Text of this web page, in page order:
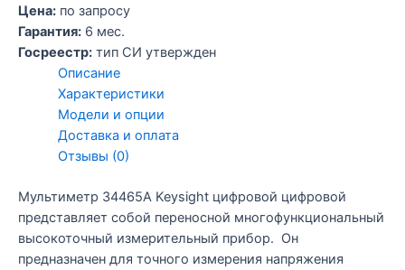
Цена: по запросу
Гарантия: 6 мес.
Госреестр: тип СИ утвержден
Описание
Характеристики
Модели и опции
Доставка и оплата
Отзывы (0)
Мультиметр 34465A Keysight цифровой цифровой
представляет собой переносной многофункциональный
высокоточный измерительный прибор. Он
предназначен для точного измерения напряжения